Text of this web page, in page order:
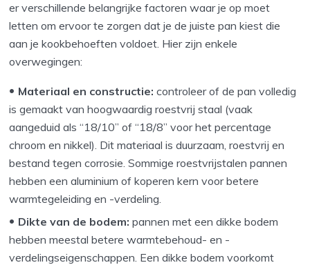
er verschillende belangrijke factoren waar je op moet
letten om ervoor te zorgen dat je de juiste pan kiest die
aan je kookbehoeften voldoet. Hier zijn enkele
overwegingen:
Materiaal en constructie:controleer of de pan volledig
is gemaakt van hoogwaardig roestvrij staal (vaak
aangeduid als “18/10” of “18/8” voor het percentage
chroom en nikkel). Dit materiaal is duurzaam, roestvrij en
bestand tegen corrosie. Sommige roestvrijstalen pannen
hebben een aluminium of koperen kern voor betere
warmtegeleiding en -verdeling.
Dikte van de bodem: pannen met een dikke bodem
hebben meestal betere warmtebehoud- en -
verdelingseigenschappen. Een dikke bodem voorkomt